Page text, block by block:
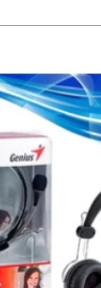
original
era:
$13.5.
actual
es:
$11.0.